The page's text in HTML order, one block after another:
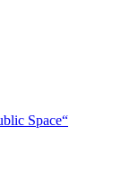
Space“